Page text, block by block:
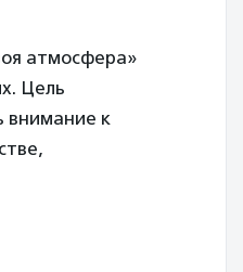
атмосфера»
Цель
внимание к